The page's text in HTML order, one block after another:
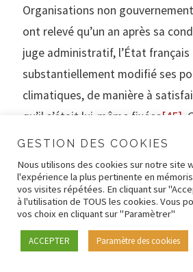
Organisations non
ont relevé qu’un an après sa
juge administratif, l’État français
substantiellement modifié ses
climatiques, de manière à
qu’il s’était lui-même fixées[45]
susciter des doutes quant à
administratif français en matière
Toutefois, alors queSacchi et
Comité à examiner plusieurs
rendues par des juges nationaux
alors que des dizaines d’autres
GESTION DES COOKIES
Nous utilisons des cookies sur notre site
l'expérience la plus pertinente en
vos visites répétées. En cliquant sur
à l'utilisation de TOUS les cookies. Vous
vos choix en cliquant sur "Paramètrer"
ACCEPTER Paramètre des cookies